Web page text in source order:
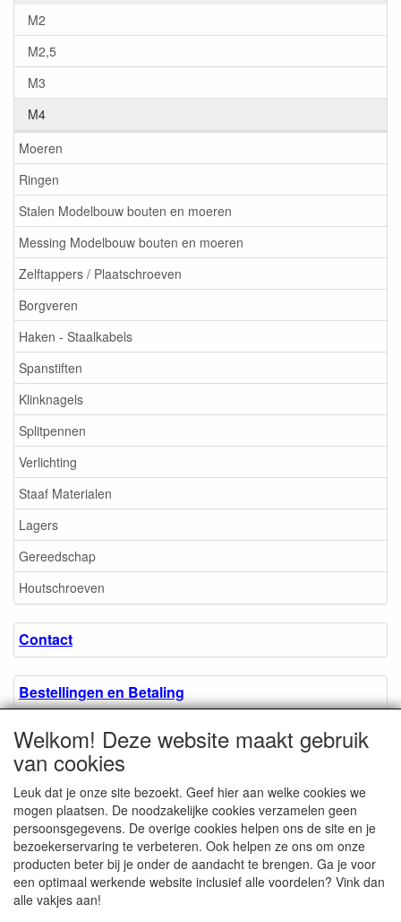
M2
M2,5
M3
M4
Moeren
Ringen
Stalen Modelbouw bouten en moeren
Messing Modelbouw bouten en moeren
Zelftappers / Plaatschroeven
Borgveren
Haken - Staalkabels
Spanstiften
Klinknagels
Splitpennen
Verlichting
Staaf Materialen
Lagers
Gereedschap
Houtschroeven
Contact
Bestellingen en Betaling
Algemene voorwaarden
Over ons.
Privacyverklaring
Welkom! Deze website maakt gebruik
van cookies
Leuk dat je onze site bezoekt. Geef hier aan welke cookies we
mogen plaatsen. De noodzakelijke cookies verzamelen geen
persoonsgegevens. De overige cookies helpen ons de site en je
bezoekerservaring te verbeteren. Ook helpen ze ons om onze
producten beter bij je onder de aandacht te brengen. Ga je voor
een optimaal werkende website inclusief alle voordelen? Vink dan
alle vakjes aan!